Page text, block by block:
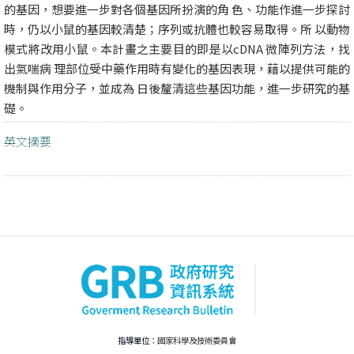
的基因，想要進一步對各個基因所扮演的角 色、功能作進一步探討
時，仍以小鼠的基因較清楚；序列或抗體也較容易取得。所 以動物
模式將改用小鼠。本計畫之主要目的即是以cDNA 微陣列方法，找
出氣喘病 理部位受中藥作用時有變化的基因表現，藉以提供可能的
機制與作用分子，並成為 日後釐清這些基因功能，進一步研究的基
礎。
英文摘要
指導單位： 國家科學及技術委員會